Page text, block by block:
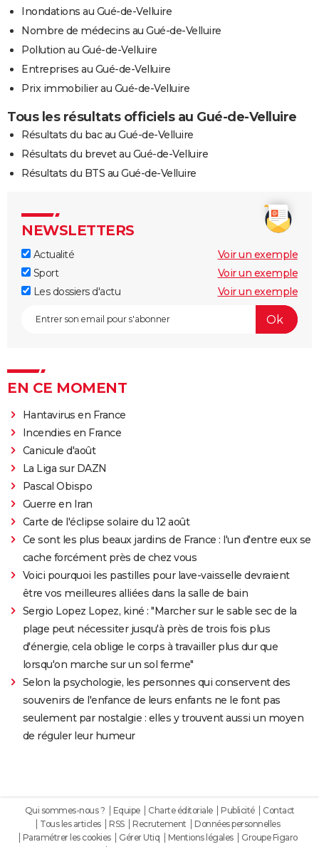
Inondations au Gué-de-Velluire
Nombre de médecins au Gué-de-Velluire
Pollution au Gué-de-Velluire
Entreprises au Gué-de-Velluire
Prix immobilier au Gué-de-Velluire
Tous les résultats officiels au Gué-de-Velluire
Résultats du bac au Gué-de-Velluire
Résultats du brevet au Gué-de-Velluire
Résultats du BTS au Gué-de-Velluire
NEWSLETTERS
Actualité
Voir un exemple
Sport
Voir un exemple
Les dossiers d'actu
Voir un exemple
EN CE MOMENT
Hantavirus en France
Incendies en France
Canicule d'août
La Liga sur DAZN
Pascal Obispo
Guerre en Iran
Carte de l'éclipse solaire du 12 août
Ce sont les plus beaux jardins de France : l'un d'entre eux se
cache forcément près de chez vous
Voici pourquoi les pastilles pour lave-vaisselle devraient
être vos meilleures alliées dans la salle de bain
Sergio Lopez Lopez, kiné : "Marcher sur le sable sec de la
plage peut nécessiter jusqu'à près de trois fois plus
d'énergie, cela oblige le corps à travailler plus dur que
lorsqu'on marche sur un sol ferme"
Selon la psychologie, les personnes qui conservent des
souvenirs de l'enfance de leurs enfants ne le font pas
seulement par nostalgie : elles y trouvent aussi un moyen
de réguler leur humeur
Qui sommes-nous ? Equipe Charte éditoriale Publicité
Contact
Tous les articles
RSS Recrutement
Données personnelles
Paramétrer les cookies
Gérer Utiq Mentions légales
Groupe Figaro